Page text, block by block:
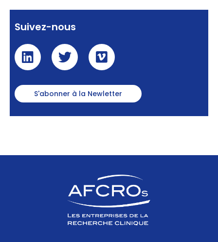
Suivez-nous
S'abonner à la Newletter